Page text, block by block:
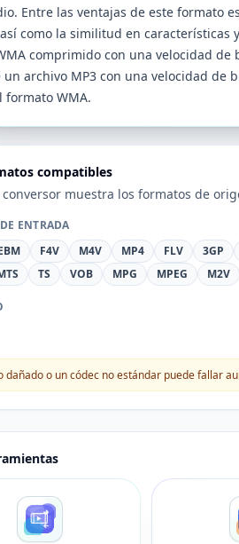
Entre las ventajas de este formato
como la similitud en características
comprimido con una velocidad
archivo MP3 con una velocidad de
formato WMA.
compatibles
conversor muestra los formatos de
ENTRADA
F4V M4V MP4 FLV 3GP
TS VOB MPG MPEG M2V
dañado o un códec no estándar puede fallar